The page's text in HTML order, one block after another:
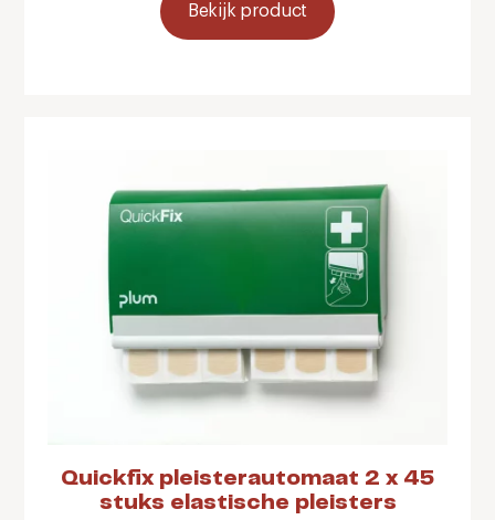
Bekijk product
Quickfix pleisterautomaat 2 x 45
stuks elastische pleisters